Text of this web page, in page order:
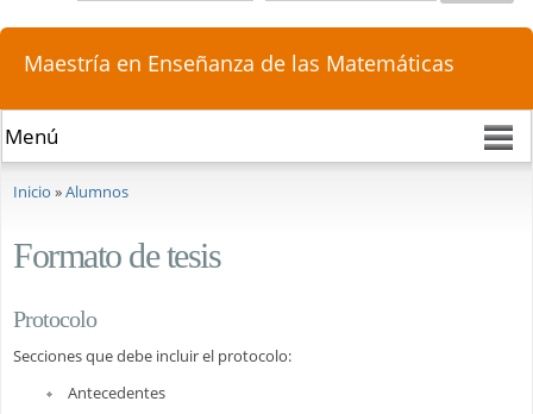
Maestría en Enseñanza de las Matemáticas
Inicio »Alumnos
Formato de tesis
Protocolo
Secciones que debe incluir el protocolo:
Antecedentes